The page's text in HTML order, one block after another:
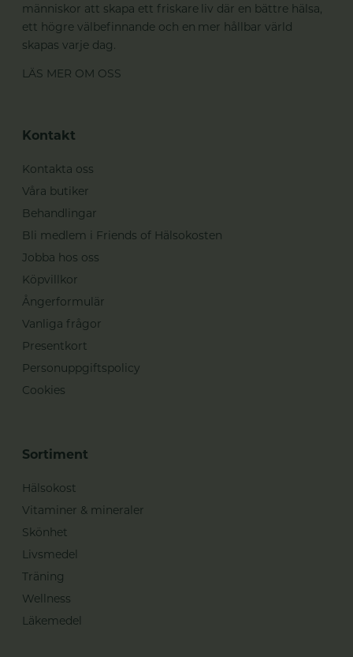
människor att skapa ett friskare liv där en bättre hälsa,
ett högre välbefinnande och en mer hållbar värld
skapas varje dag.
LÄS MER OM OSS
Kontakt
Kontakta oss
Våra butiker
Behandlingar
Bli medlem i Friends of Hälsokosten
Jobba hos oss
Köpvillkor
Ångerformulär
Vanliga frågor
Presentkort
Personuppgiftspolicy
Cookies
Sortiment
Hälsokost
Vitaminer & mineraler
Skönhet
Livsmedel
Träning
Wellness
Läkemedel